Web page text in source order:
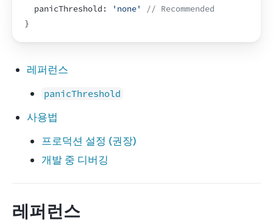
  panicThreshold
: 'none'
// Recommended
}
레퍼런스
panicThreshold
사용법
프로덕션 설정 (권장)
개발 중 디버깅
레퍼런스